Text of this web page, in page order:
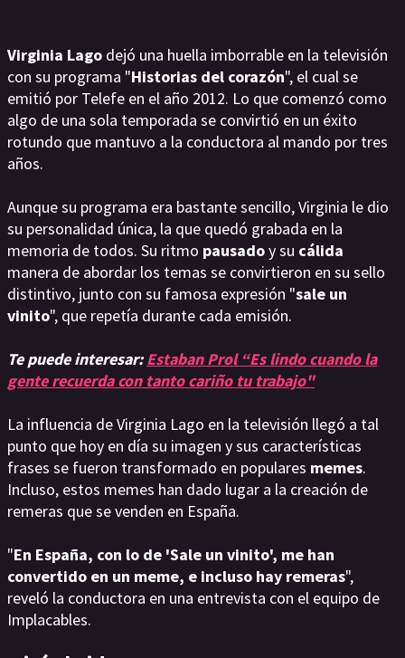
Virginia Lago dejó una huella imborrable en la televisión
con su programa "Historias del corazón", el cual se
emitió por Telefe en el año 2012. Lo que comenzó como
algo de una sola temporada se convirtió en un éxito
rotundo que mantuvo a la conductora al mando por tres
años.
Aunque su programa era bastante sencillo, Virginia le dio
su personalidad única, la que quedó grabada en la
memoria de todos. Su ritmo pausadoy su cálida
manera de abordar los temas se convirtieron en su sello
distintivo, junto con su famosa expresión "sale un
vinito", que repetía durante cada emisión.
Te puede interesar:Estaban Prol “Es lindo cuando la
gente recuerda con tanto cariño tu trabajo"
La influencia de Virginia Lago en la televisión llegó a tal
punto que hoy en día su imagen y sus características
frases se fueron transformado en populares memes.
Incluso, estos memes han dado lugar a la creación de
remeras que se venden en España.
"En España, con lo de 'Sale un vinito', me han
convertido en un meme, e incluso hay remeras",
reveló la conductora en una entrevista con el equipo de
Implacables.